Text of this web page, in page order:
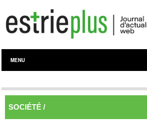
MENU
SOCIÉTÉ /